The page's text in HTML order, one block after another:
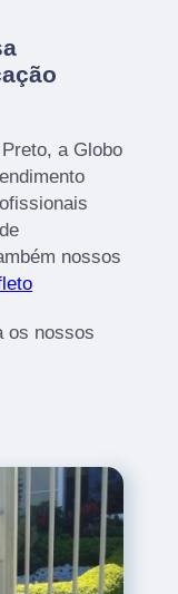
a Globo
nossos
os nossos